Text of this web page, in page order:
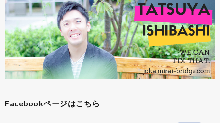
Facebookページはこちら